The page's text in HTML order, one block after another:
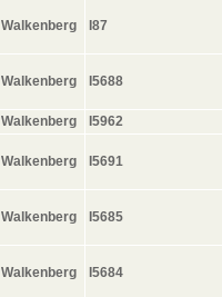
Walkenberg I87
Walkenberg I5688
Walkenberg I5962
Walkenberg I5691
Walkenberg I5685
Walkenberg I5684